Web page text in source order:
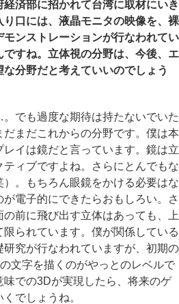
済部に招かれて台湾に取材にいき
り口には、液晶モニタの映像を、裸
ンストレーションが行なわれてい
すね。立体視の分野は、今後、エ
分野だと考えていいのでしょう
でも過度な期待は持たないでいた
まだこれからの分野です。僕は本
イは鏡だと言っています。鏡は立
ィブですよね。さらにとんでもな
。もちろん眼鏡をかける必要はな
電子的にできたらおもしろい。さ
前に飛び出す立体はあっても、上
られています。僕が関係している
究が行なわれていますが、初期の
文字を描くのがやっとのレベルで
での3Dが実現したら、将来のゲ
でしょうね。